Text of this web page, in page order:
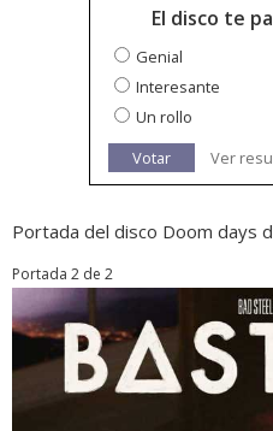
El disco te
Genial
Interesante
Un rollo
Votar
Ver
Portada del disco Doom days
Portada 2 de 2